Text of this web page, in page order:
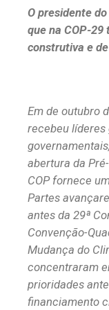
O presidente
que na COP-29
construtiva e
Em de outubro
recebeu líderes
abertura da
COP fornece
Partes
antes da 29ª
Convenção-
Mudança do
concentraram
prioridades
financiamento